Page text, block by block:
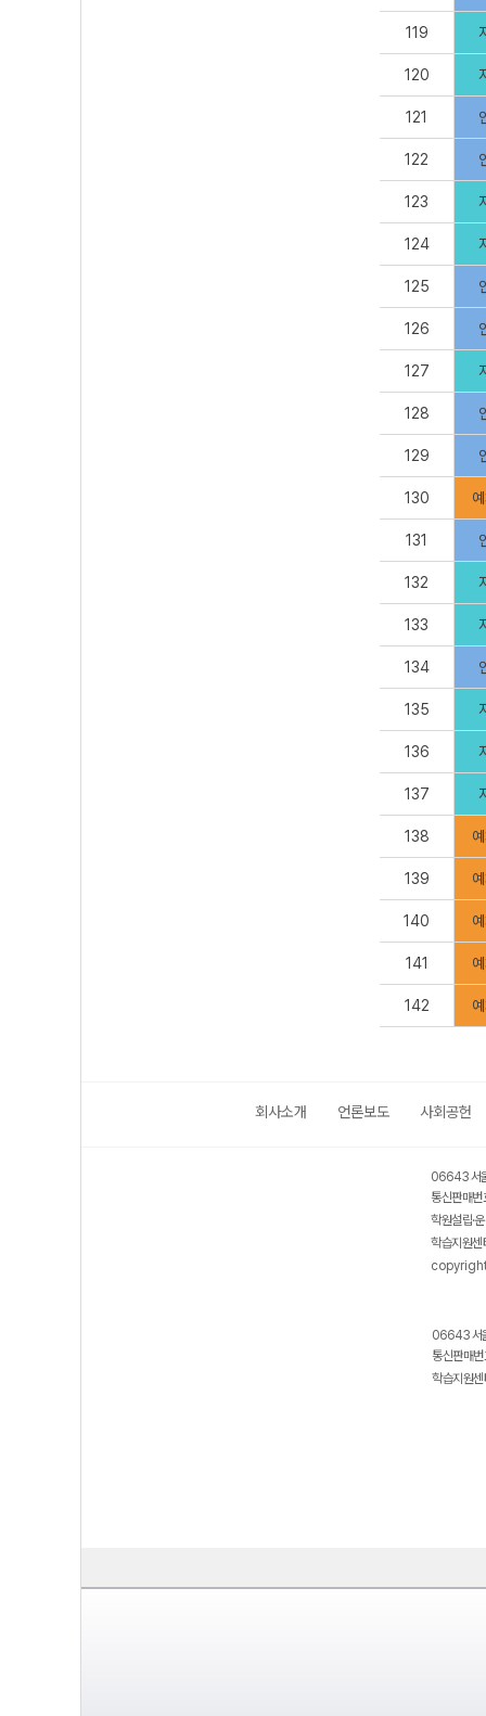
119
120
121
122
123
124
125
126
127
128
129
130
131
132
133
134
135
136
137
138
139
140
141
142
회사소개 언론보도 사회공헌
06643 서
통신판매
학원설립·
학습지원
06643 서
통신판매
학습지원